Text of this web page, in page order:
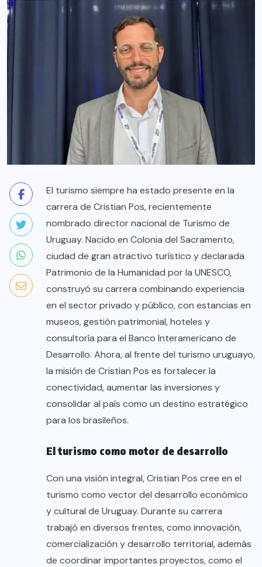
El turismo siempre ha estado presente en la
carrera de Cristian Pos, recientemente
nombrado director nacional de Turismo de
Uruguay. Nacido en Colonia del Sacramento,
ciudad de gran atractivo turístico y declarada
Patrimonio de la Humanidad por la UNESCO,
construyó su carrera combinando experiencia
en el sector privado y público, con estancias en
museos, gestión patrimonial, hoteles y
consultoría para el Banco Interamericano de
Desarrollo. Ahora, al frente del turismo uruguayo,
la misión de Cristian Pos es fortalecer la
conectividad, aumentar las inversiones y
consolidar al país como un destino estratégico
para los brasileños.
El turismo como motor de desarrollo
Con una visión integral, Cristian Pos cree en el
turismo como vector del desarrollo económico
y cultural de Uruguay. Durante su carrera
trabajó en diversos frentes, como innovación,
comercialización y desarrollo territorial, además
de coordinar importantes proyectos, como el